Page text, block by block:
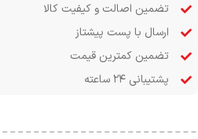
تضمین اصالت و کیفیت کالا
ارسال با پست پیشتاز
تضمین کمترین قیمت
پشتیبانی ۲۴ ساعته